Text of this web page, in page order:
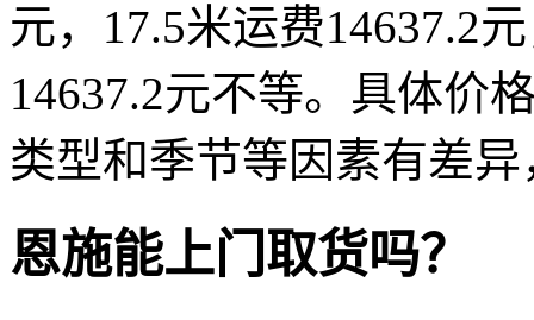
元，17.5米运费14637.2
14637.2元不等。具体价
类型和季节等因素有差
恩施能上门取货吗？